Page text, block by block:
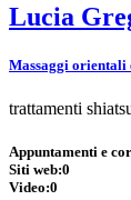
Lucia
Massaggi orientali
trattamenti
Appuntamenti e
Siti web:0
Video:0